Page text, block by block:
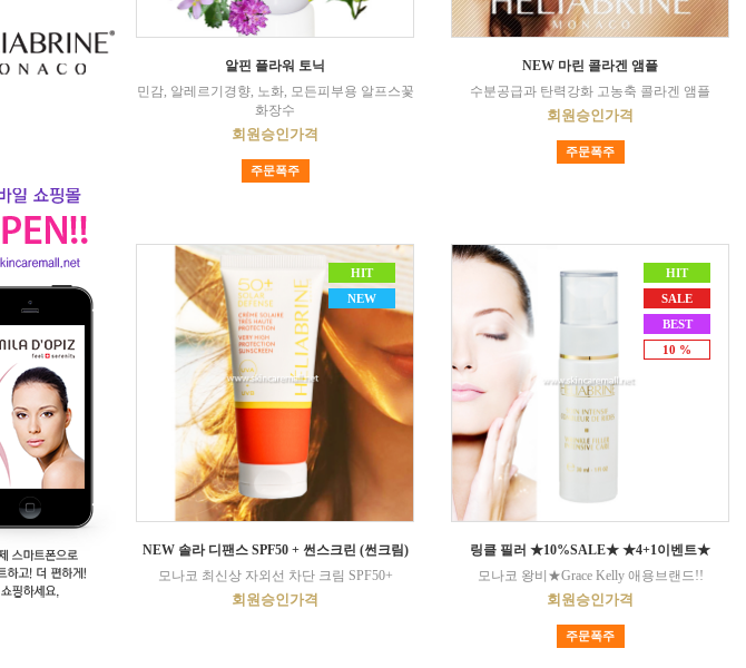
알핀 플라워 토닉
민감, 알레르기경향, 노화, 모든피부용 알프스꽃
화장수
회원승인가격
주문폭주
NEW 마린 콜라겐 앰플
수분공급과 탄력강화 고농축 콜라겐 앰플
회원승인가격
주문폭주
HIT
NEW
NEW 솔라 디팬스 SPF50 + 썬스크린 (썬크림)
모나코 최신상 자외선 차단 크림 SPF50+
회원승인가격
HIT
SALE
BEST
10 %
링클 필러 ★10%SALE★ ★4+1이벤트★
모나코 왕비★Grace Kelly 애용브랜드!!
회원승인가격
주문폭주